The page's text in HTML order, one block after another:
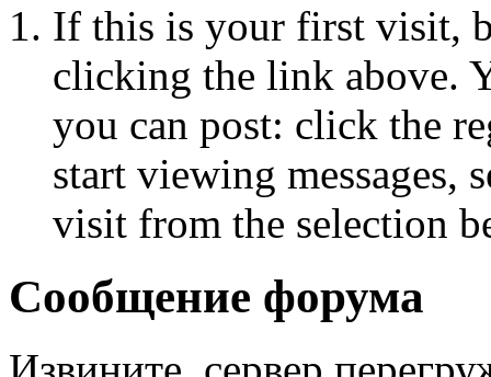
If this is your first visit,
clicking the link above.
you can post: click the
start viewing messages,
visit from the selection
Сообщение форума